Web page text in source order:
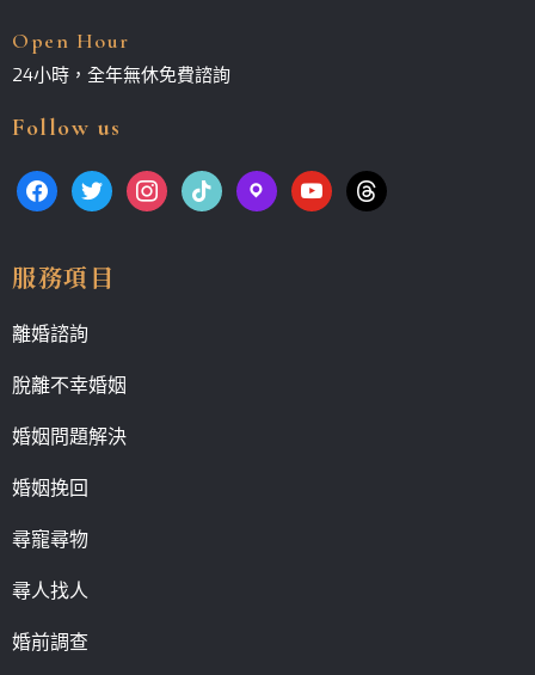
Open Hour
24小時，全年無休免費諮詢
Follow us
服務項目
離婚諮詢
脫離不幸婚姻
婚姻問題解決
婚姻挽回
尋寵尋物
尋人找人
婚前調查